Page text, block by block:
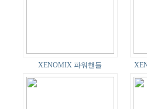
XENOMIX 파워핸들